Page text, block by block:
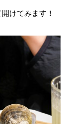
けてみます！